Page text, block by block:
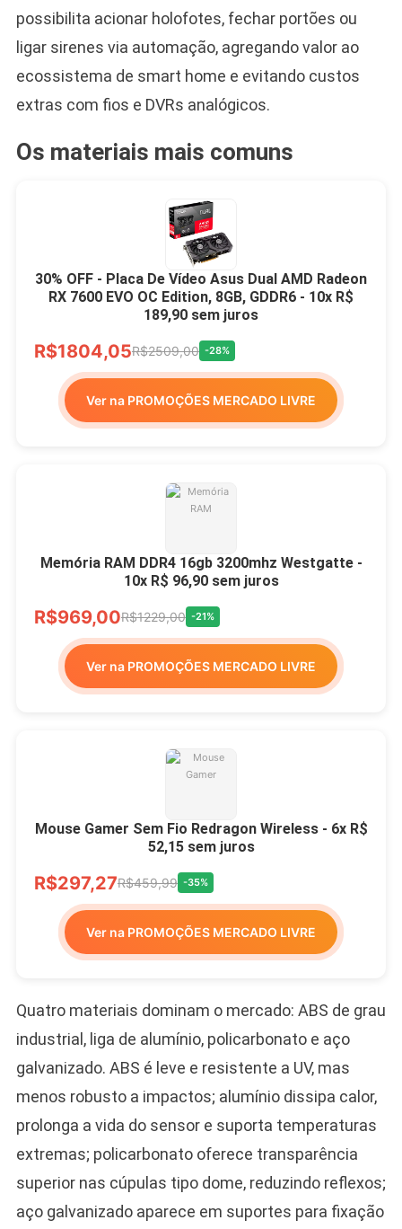
possibilita acionar holofotes, fechar portões ou
ligar sirenes via automação, agregando valor ao
ecossistema de smart home e evitando custos
extras com fios e DVRs analógicos.
Os materiais mais comuns
30% OFF - Placa De Vídeo Asus Dual AMD Radeon
RX 7600 EVO OC Edition, 8GB, GDDR6 - 10x R$
189,90 sem juros
R$1804,05R$2509,00 -28%
Ver na PROMOÇÕES MERCADO LIVRE
Memória RAM DDR4 16gb 3200mhz Westgatte -
10x R$ 96,90 sem juros
R$969,00R$1229,00 -21%
Ver na PROMOÇÕES MERCADO LIVRE
Mouse Gamer Sem Fio Redragon Wireless - 6x R$
52,15 sem juros
R$297,27R$459,99 -35%
Ver na PROMOÇÕES MERCADO LIVRE
Quatro materiais dominam o mercado: ABS de grau
industrial, liga de alumínio, policarbonato e aço
galvanizado. ABS é leve e resistente a UV, mas
menos robusto a impactos; alumínio dissipa calor,
prolonga a vida do sensor e suporta temperaturas
extremas; policarbonato oferece transparência
superior nas cúpulas tipo dome, reduzindo reflexos;
aço galvanizado aparece em suportes para fixação